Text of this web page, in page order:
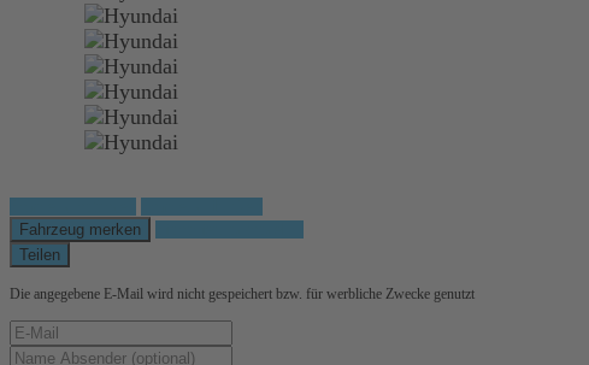
Fahrzeug merken
Teilen
Die angegebene E-Mail wird nicht gespeichert bzw. für werbliche Zwecke genutzt